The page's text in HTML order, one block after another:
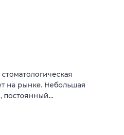
на рынке. Небольшая
постоянный…